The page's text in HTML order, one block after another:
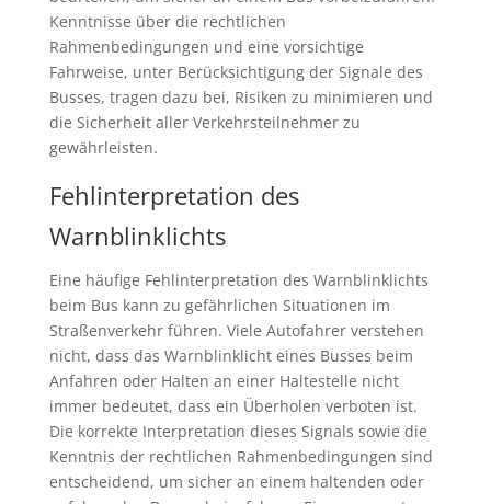
Kenntnisse über die rechtlichen
Rahmenbedingungen und eine vorsichtige
Fahrweise, unter Berücksichtigung der Signale des
Busses, tragen dazu bei, Risiken zu minimieren und
die Sicherheit aller Verkehrsteilnehmer zu
gewährleisten.
Fehlinterpretation des
Warnblinklichts
Eine häufige Fehlinterpretation des Warnblinklichts
beim Bus kann zu gefährlichen Situationen im
Straßenverkehr führen. Viele Autofahrer verstehen
nicht, dass das Warnblinklicht eines Busses beim
Anfahren oder Halten an einer Haltestelle nicht
immer bedeutet, dass ein Überholen verboten ist.
Die korrekte Interpretation dieses Signals sowie die
Kenntnis der rechtlichen Rahmenbedingungen sind
entscheidend, um sicher an einem haltenden oder